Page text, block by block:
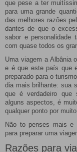
que pese a ter
para uma grande
das melhores razões
dantes de que o
sabor e personalidade
com quase todos os
Uma viagem a Albânia
e é que este país que
preparado para o
dia mais brilhante: sua
que é verdadeiro que
alguns aspectos, é
qualquer ponto por
Não to penses mais e
para preparar uma
Razões para